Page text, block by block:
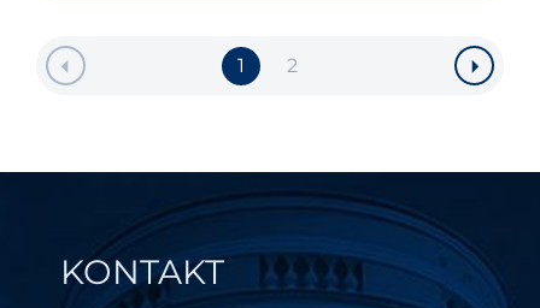
1 2
KONTAKT